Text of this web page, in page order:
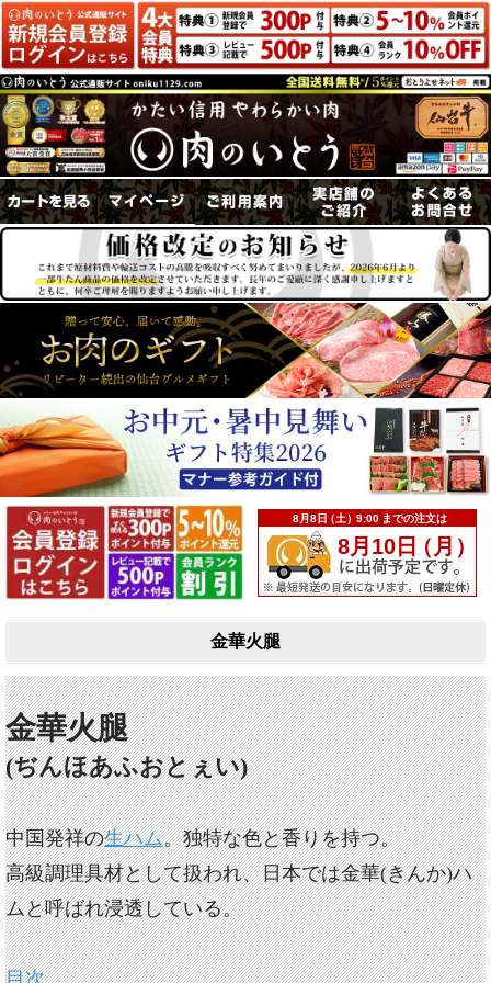
金華火腿
金華火腿
(ぢんほあふおとぇい)
中国発祥の生ハム。独特な色と香りを持つ。
高級調理具材として扱われ、日本では金華(きんか)ハ
ムと呼ばれ浸透している。
目次